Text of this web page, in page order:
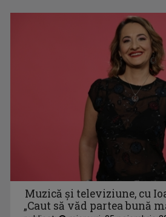
CULTURA MINORITĂȚILOR
Germani, maghiari, romi, tătari și lipoveni
Muzică şi televiziune, cu
„Caut să văd partea bună